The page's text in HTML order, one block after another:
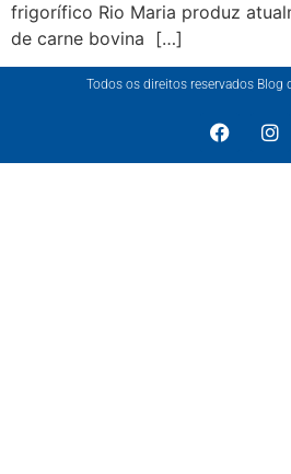
frigorífico Rio Maria produz
de carne bovina […]
Todos os direitos reservados Blog